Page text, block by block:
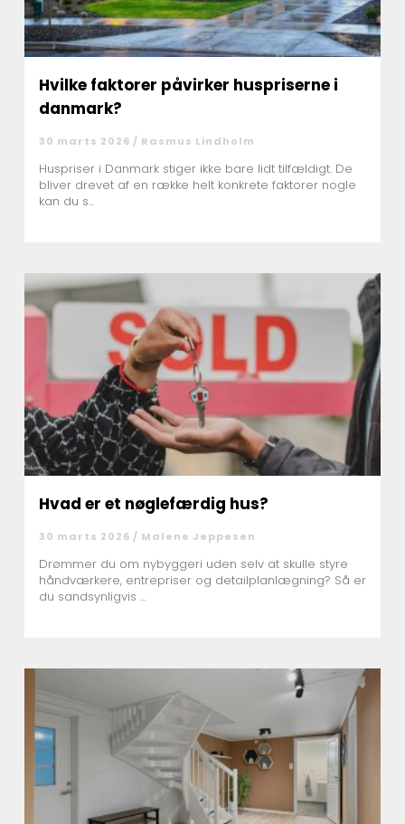
Hvilke faktorer påvirker huspriserne i
danmark?
30 marts 2026 / Rasmus Lindholm
Huspriser i Danmark stiger ikke bare lidt tilfældigt. De
bliver drevet af en række helt konkrete faktorer nogle
kan du s...
Hvad er et nøglefærdig hus?
30 marts 2026 / Malene Jeppesen
Drømmer du om nybyggeri uden selv at skulle styre
håndværkere, entrepriser og detailplanlægning? Så er
du sandsynligvis ...